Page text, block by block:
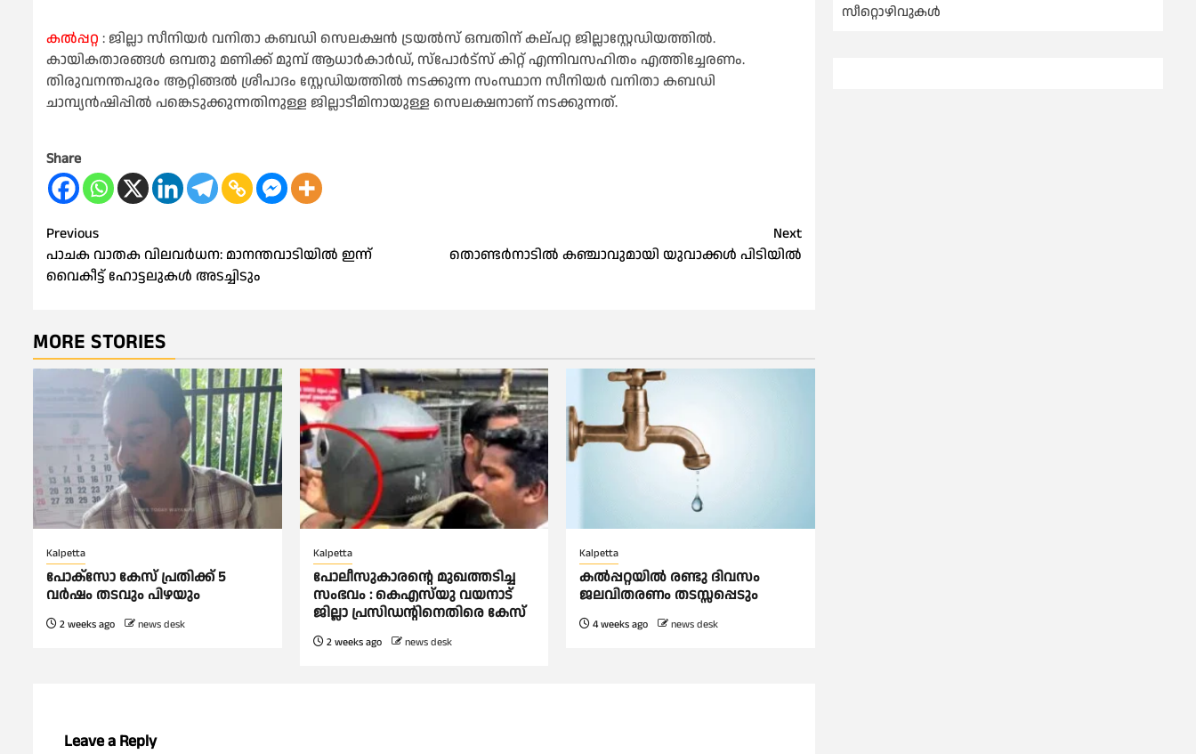
കൽപ്പറ്റ : ജില്ലാ സീനിയർ വനിതാ കബഡി സെലക്ഷൻ ട്രയൽസ് ഒമ്പതിന് കല്പറ്റ ജില്ലാസ്റ്റേഡിയത്തിൽ.
കായികതാരങ്ങൾ ഒമ്പതു മണിക്ക് മുമ്പ് ആധാർകാർഡ്, സ്പോർട്സ് കിറ്റ് എന്നിവസഹിതം എത്തിച്ചേരണം.
തിരുവനന്തപുരം ആറ്റിങ്ങൽ ശ്രീപാദം സ്റ്റേഡിയത്തിൽ നടക്കുന്ന സംസ്ഥാന സീനിയർ വനിതാ കബഡി
ചാമ്പ്യൻഷിപ്പിൽ പങ്കെടുക്കുന്നതിനുള്ള ജില്ലാടീമിനായുള്ള സെലക്ഷനാണ് നടക്കുന്നത്.
Share
Post
navigation
Previous
പാചക വാതക വിലവര്‍ധന: മാനന്തവാടിയിൽ ഇന്ന്
വൈകീട്ട് ഹോട്ടലുകള്‍ അടച്ചിടും
Next
തൊണ്ടർനാടിൽ കഞ്ചാവുമായി യുവാക്കള്‍ പിടിയില്‍
MORE STORIES
Kalpetta
പോക്സോ കേസ് പ്രതിക്ക് 5
വർഷം തടവും പിഴയും
2 weeks ago news desk
Kalpetta
പോലീസുകാരന്റെ മുഖത്തടിച്ച
സംഭവം : കെഎസ്‌യു വയനാട്
ജില്ലാ പ്രസിഡന്റിനെതിരെ കേസ്
2 weeks ago news desk
Kalpetta
കൽപ്പറ്റയിൽ രണ്ടു ദിവസം
ജലവിതരണം തടസ്സപ്പെടും
4 weeks ago news desk
Leave a Reply
സീറ്റൊഴിവുകൾ